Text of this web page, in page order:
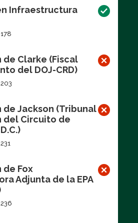
Infraestructura
de Clarke (Fiscal
del DOJ-CRD)
de Jackson (Tribunal
del Circuito de
de Fox
Adjunta de la EPA